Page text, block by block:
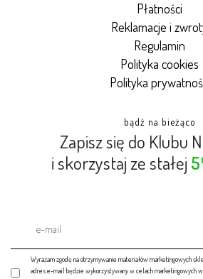
Płatności
Reklamacje i
Regulamin
Polityka cookies
Polityka
bądź na bieżąco
Zapisz się do Klubu
i skorzystaj ze stałej
Wyrażam zgodę na otrzymywanie materiałów marketingowych
adres e-mail będzie wykorzystywany w celach marketingowych